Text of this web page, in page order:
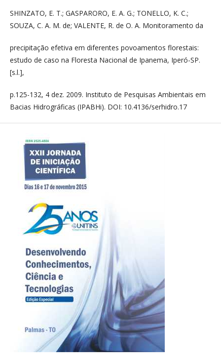
SHINZATO, E. T.; GASPARORO, E. A. G.; TONELLO, K. C.;
SOUZA, C. A. M. de; VALENTE, R. de O. A. Monitoramento da
precipitação efetiva em diferentes povoamentos florestais:
estudo de caso na Floresta Nacional de Ipanema, Iperó-SP.
[s.l.],
p.125-132, 4 dez. 2009. Instituto de Pesquisas Ambientais em
Bacias Hidrográficas (IPABHi). DOI: 10.4136/serhidro.17